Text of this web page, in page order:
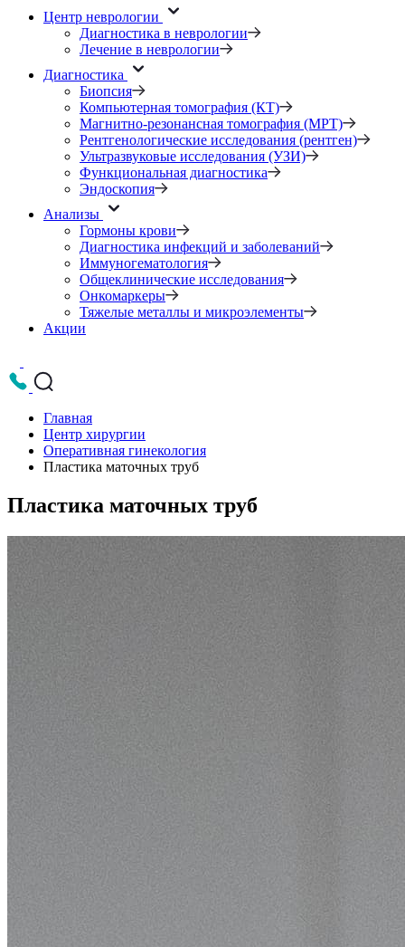
Центр неврологии
Диагностика в неврологии
Лечение в неврологии
Диагностика
Биопсия
Компьютерная томография (КТ)
Магнитно-резонансная томография (МРТ)
Рентгенологические исследования (рентген)
Ультразвуковые исследования (УЗИ)
Функциональная диагностика
Эндоскопия
Анализы
Гормоны крови
Диагностика инфекций и заболеваний
Иммуногематология
Общеклинические исследования
Онкомаркеры
Тяжелые металлы и микроэлементы
Акции
Главная
Центр хирургии
Оперативная гинекология
Пластика маточных труб
Пластика маточных труб